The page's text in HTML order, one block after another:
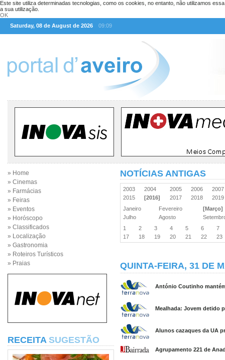
Este site utiliza determinadas tecnologias, como os cookies, no entanto, não utilizamos
a sua utilização.
OK
Saturday, 08 de August de 2026
09:09
» Home
» Cinemas
» Farmácias
» Feiras
» Eventos
» Horóscopo
» Classificados
» Localização
» Gastronomia
» Roteiros Turísticos
» Praias
RECEITA SUGESTÃO
NOTÍCIAS ANTIGAS
2003 2004 2005 2006
2015
[2016] 2017 2018
Janeiro
Fevereiro
[Março]
Julho
Agosto
1
2 3 4 5 6
7
17
18 19 20 21 22 23
QUINTA-FEIRA, 31 DE
António Coutinho
Mealhada: Jovem detido
Alunos cazaques da UA
Agrupamento 221 de